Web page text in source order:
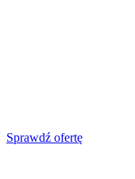
Sprawdź ofertę